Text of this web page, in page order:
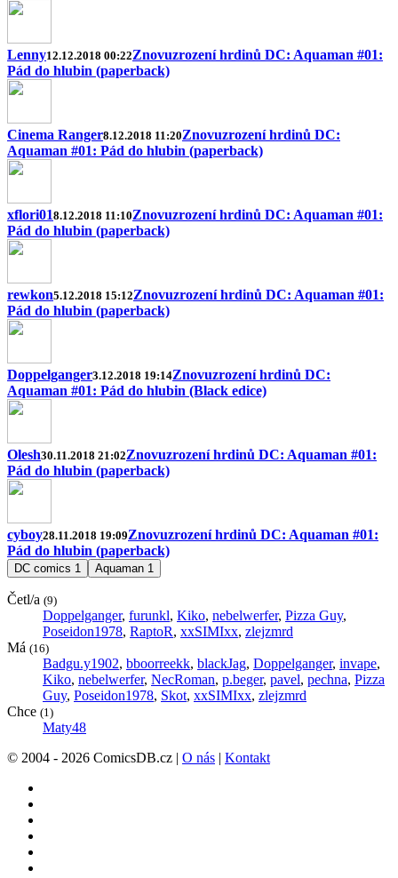
Lenny12.12.2018 00:22Znovuzrození hrdinů DC: Aquaman #01:
Pád do hlubin (paperback)
Cinema Ranger8.12.2018 11:20Znovuzrození hrdinů DC:
Aquaman #01: Pád do hlubin (paperback)
xflori018.12.2018 11:10Znovuzrození hrdinů DC: Aquaman #01:
Pád do hlubin (paperback)
rewkon5.12.2018 15:12Znovuzrození hrdinů DC: Aquaman #01:
Pád do hlubin (paperback)
Doppelganger3.12.2018 19:14Znovuzrození hrdinů DC:
Aquaman #01: Pád do hlubin (Black edice)
Olesh30.11.2018 21:02Znovuzrození hrdinů DC: Aquaman #01:
Pád do hlubin (paperback)
cyboy28.11.2018 19:09Znovuzrození hrdinů DC: Aquaman #01:
Pád do hlubin (paperback)
DC comics 1 Aquaman 1
Četl/a (9)
Doppelganger, furunkl, Kiko, nebelwerfer, Pizza Guy,
Poseidon1978, RaptoR, xxSIMIxx, zlejzmrd
Má (16)
Badgu.y1902, bboorreekk, blackJag, Doppelganger, invape,
Kiko, nebelwerfer, NecRoman, p.beger, pavel, pechna, Pizza
Guy, Poseidon1978, Skot, xxSIMIxx, zlejzmrd
Chce (1)
Maty48
© 2004 - 2026 ComicsDB.cz | O nás | Kontakt